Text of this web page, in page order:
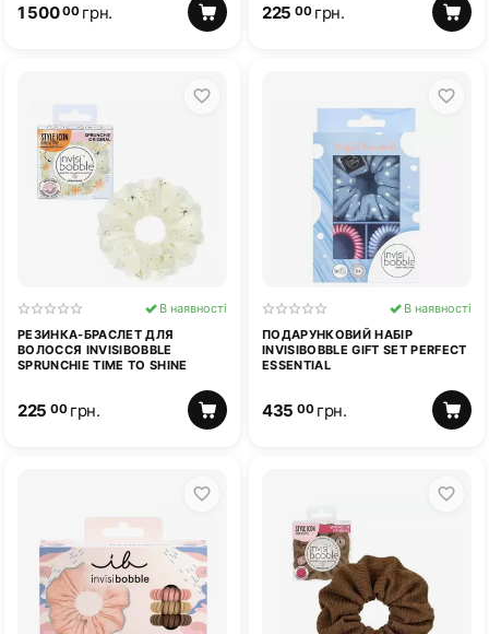
1 500 00 грн. 225 00 грн.
РЕЗИНКА-БРАСЛЕТ ДЛЯ
ВОЛОССЯ INVISIBOBBLE
SPRUNCHIE TIME TO SHINE
В наявності
225 00 грн.
ПОДАРУНКОВИЙ НАБІР
INVISIBOBBLE GIFT SET PERFECT
ESSENTIAL
В наявності
435 00 грн.